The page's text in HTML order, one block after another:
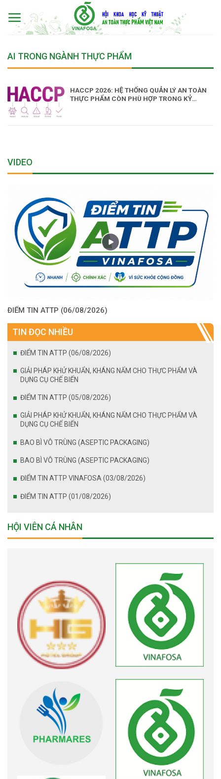
content
AI TRONG NGÀNH THỰC PHẨM
HACCP 2026: HỆ THỐNG QUẢN LÝ AN TOÀN
THỰC PHẨM CÒN PHÙ HỢP TRONG KỶ
VIDEO
ĐIỂM TIN ATTP (06/08/2026)
TIN ĐỌC NHIỀU
ĐIỂM TIN ATTP (06/08/2026)
GIẢI PHÁP KHỬ KHUẨN, KHÁNG NẤM CHO THỰC PHẨM VÀ
DỤNG CỤ CHẾ BIẾN
ĐIỂM TIN ATTP (05/08/2026)
GIẢI PHÁP KHỬ KHUẨN, KHÁNG NẤM CHO THỰC PHẨM VÀ
DỤNG CỤ CHẾ BIẾN
BAO BÌ VÔ TRÙNG (ASEPTIC PACKAGING)
BAO BÌ VÔ TRÙNG (ASEPTIC PACKAGING)
ĐIỂM TIN ATTP VINAFOSA (03/08/2026)
ĐIỂM TIN ATTP (01/08/2026)
HỘI VIÊN CÁ NHÂN